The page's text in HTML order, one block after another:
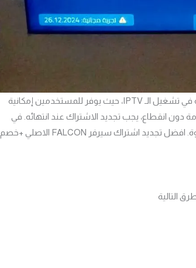
يُعتبر سيرفر فالكون (FALCON Server) أحد أشهر السيرفرات المستخدمة في تشغيل الـ IPTV، حيث يوفر للمستخدمين إمكانية
دون انقطاع، يجب تجديد الاشتراك عند انتهائه. في
هذه المقالة، سنوضح لك كيفية تجديد اشتراك سيرفر فالكون خطوة بخطوة. افضل تجديد اشتراك سيرفر FALCON الاصلي +خصم
التالية